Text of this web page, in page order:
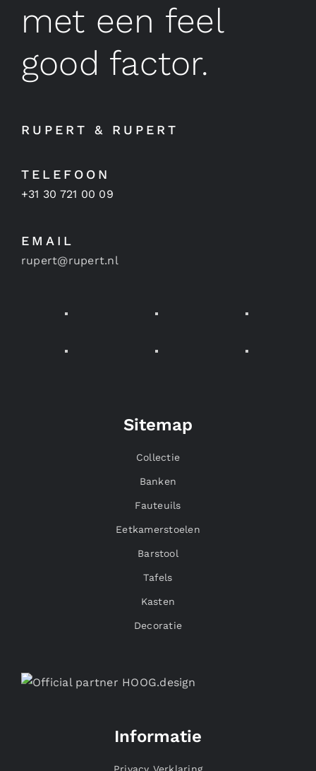
met een feel
good factor.
RUPERT & RUPERT
TELEFOON
+31 30 721 00 09
EMAIL
rupert@rupert.nl
Sitemap
Collectie
Banken
Fauteuils
Eetkamerstoelen
Barstool
Tafels
Kasten
Decoratie
Informatie
Privacy Verklaring